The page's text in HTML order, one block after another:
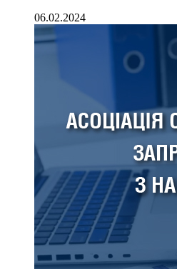
06.02.2024